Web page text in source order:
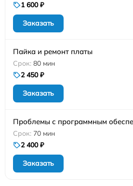
1 600 ₽
Заказать
Пайка и ремонт платы
80 мин
2 450 ₽
Заказать
Проблемы с программным
70 мин
2 400 ₽
Заказать